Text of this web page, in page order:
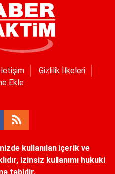
İletişim
Gizlilik İlkeleri
Ekle
kullanılan içerik ve
izinsiz kullanımı hukuki
tabidir.